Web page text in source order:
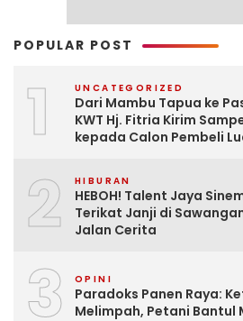
POPULAR POST
1 UNCATEGORIZED
Dari Mambu Tapua ke
KWT Hj. Fitria Kirim
kepada Calon Pembeli
2 HIBURAN
HEBOH! Talent Jaya
Terikat Janji di
Jalan Cerita
3 OPINI
Paradoks Panen Raya:
Melimpah, Petani Bantul